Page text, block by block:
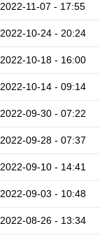
2022-11-07 - 17:55
2022-10-24 - 20:24
2022-10-18 - 16:00
2022-10-14 - 09:14
2022-09-30 - 07:22
2022-09-28 - 07:37
2022-09-10 - 14:41
2022-09-03 - 10:48
2022-08-26 - 13:34